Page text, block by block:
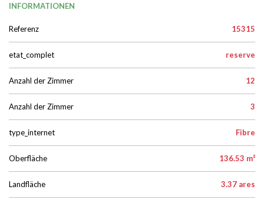
INFORMATIONEN
Referenz 15315
etat_complet reserve
Anzahl der Zimmer 12
Anzahl der Zimmer 3
type_internet Fibre
Oberfläche 136.53 m²
Landfläche 3.37 ares